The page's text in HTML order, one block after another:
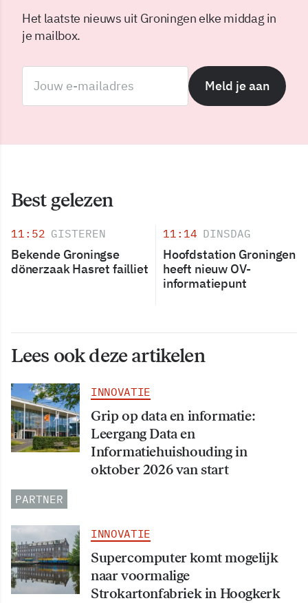
Het laatste nieuws uit Groningen elke middag in
je mailbox.
Meld je aan
Best gelezen
11:52 GISTEREN
Bekende Groningse
dönerzaak Hasret failliet
11:14 DINSDAG
Hoofdstation Groningen
heeft nieuw OV-
informatiepunt
Lees ook deze artikelen
INNOVATIE
Grip op data en informatie:
Leergang Data en
Informatiehuishouding in
oktober 2026 van start
PARTNER
INNOVATIE
Supercomputer komt mogelijk
naar voormalige
Strokartonfabriek in Hoogkerk